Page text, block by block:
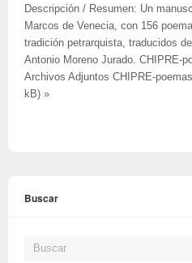
Descripción / Resumen: Un
Marcos de Venecia, con 156
tradición petrarquista, traducidos
Antonio Moreno Jurado. CHIPRE-
Archivos Adjuntos CHIPRE-
kB) »
Buscar